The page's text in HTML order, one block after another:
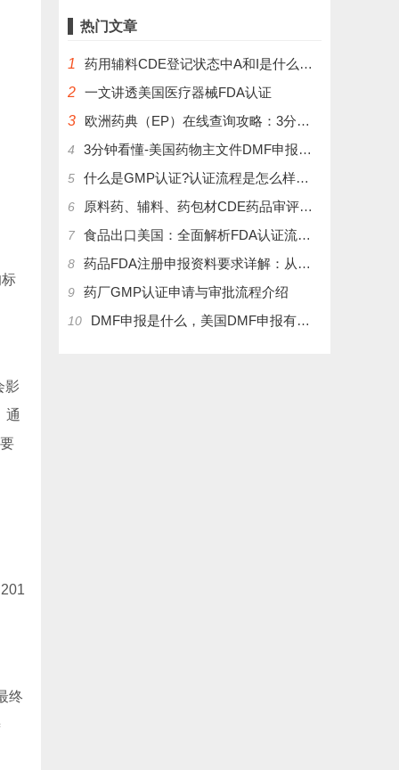
影
通
终
热门文章
1
药用辅料CDE登记状态中A和I是什么意思？
2 一文讲透美国医疗器械FDA认证
3
欧洲药典（EP）在线查询攻略：3分钟掌握官方数据库使用技巧
4 3分钟看懂-美国药物主文件DMF申报流程和管理制度
5 什么是GMP认证?认证流程是怎么样的？
6 原料药、辅料、药包材CDE药品审评中心登记注册流程
7 食品出口美国：全面解析FDA认证流程及关键注意事项
8 药品FDA注册申报资料要求详解：从法规到实操
9 药厂GMP认证申请与审批流程介绍
10 DMF申报是什么，美国DMF申报有几种分类，药物主文件备案流程介绍